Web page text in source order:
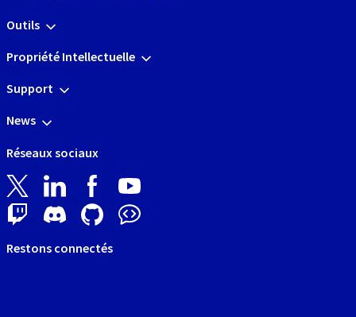
Outils
Propriété Intellectuelle
Support
News
Réseaux sociaux
Restons connectés